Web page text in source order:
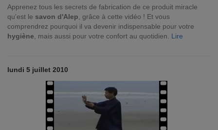
Apprenez tous les secrets de fabrication de ce produit miracle
qu'est le savon d'Alep , grâce à cette vidéo ! Et vous
comprendrez pourquoi il va devenir indispensable pour votre
hygiène , mais aussi pour votre confort au quotidien. Lire
lundi 5 juillet 2010